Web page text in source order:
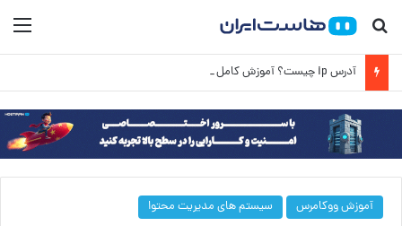
جستجو برای
آدرس ip چیست؟ آموزش کامل IP به زبان ساده
آموزش ووکامرس سیستم های مدیریت محتوا